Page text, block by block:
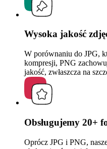
Wysoka jakość
W porównaniu do JPG,
kompresji, PNG
jakość, zwłaszcza na
Obsługujemy 20+
Oprócz JPG i PNG,